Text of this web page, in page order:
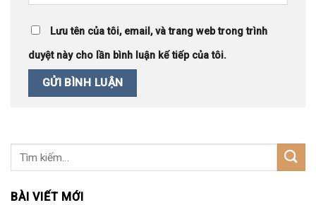
Lưu tên của tôi, email, và trang web trong trình
duyệt này cho lần bình luận kế tiếp của tôi.
BÀI VIẾT MỚI